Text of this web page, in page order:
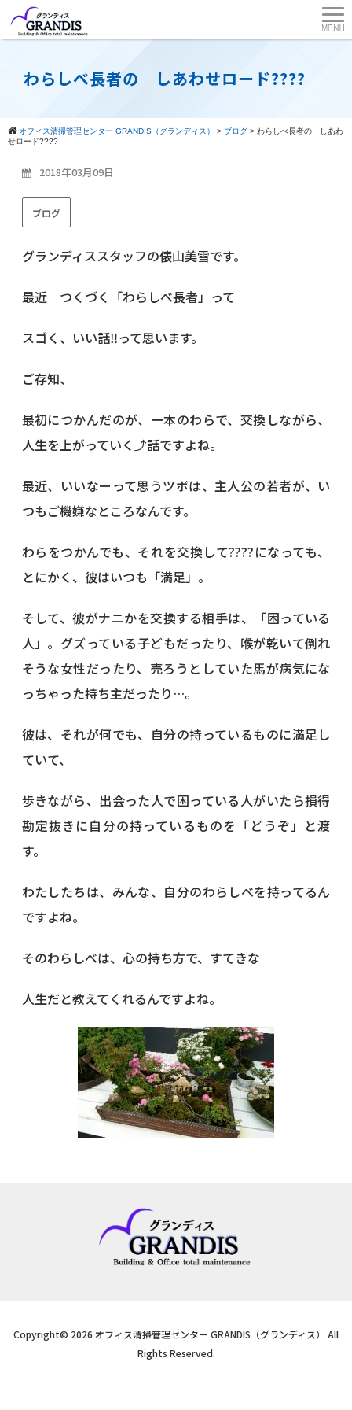
わらしべ長者の しあわせロード????
オフィス清掃管理センター GRANDIS（グランディス） > ブログ > わらしべ長者の しあわ
せロード????
2018年03月09日
ブログ
グランディススタッフの俵山美雪です。
最近 つくづく「わらしべ長者」って
スゴく、いい話‼って思います。
ご存知、
最初につかんだのが、一本のわらで、交換しながら、
人生を上がっていく⤴話ですよね。
最近、いいなーって思うツボは、主人公の若者が、い
つもご機嫌なところなんです。
わらをつかんでも、それを交換して????になっても、
とにかく、彼はいつも「満足」。
そして、彼がナニかを交換する相手は、「困っている
人」。グズっている子どもだったり、喉が乾いて倒れ
そうな女性だったり、売ろうとしていた馬が病気にな
っちゃった持ち主だったり…。
彼は、それが何でも、自分の持っているものに満足し
ていて、
歩きながら、出会った人で困っている人がいたら損得
勘定抜きに自分の持っているものを「どうぞ」と渡
す。
わたしたちは、みんな、自分のわらしべを持ってるん
ですよね。
そのわらしべは、心の持ち方で、すてきな
人生だと教えてくれるんですよね。
Copyright© 2026 オフィス清掃管理センター GRANDIS（グランディス） All
Rights Reserved.